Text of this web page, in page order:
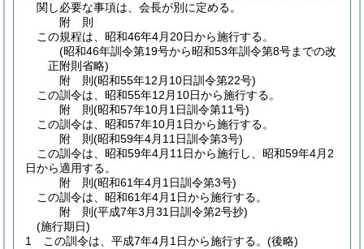
関し必要な事項は、会長が別に定める。
附 則
この規程は、昭和46年4月20日から施行する。
(昭和46年訓令第19号から昭和53年訓令第8号までの改
正附則省略)
附 則(昭和55年12月10日訓令第22号)
この訓令は、昭和55年12月10日から施行する。
附 則(昭和57年10月1日訓令第11号)
この訓令は、昭和57年10月1日から施行する。
附 則(昭和59年4月11日訓令第3号)
この訓令は、昭和59年4月11日から施行し、昭和59年4月2
日から適用する。
附 則(昭和61年4月1日訓令第3号)
この訓令は、昭和61年4月1日から施行する。
附 則(平成7年3月31日訓令第2号抄)
(施行期日)
1
この訓令は、平成7年4月1日から施行する。 (後略)